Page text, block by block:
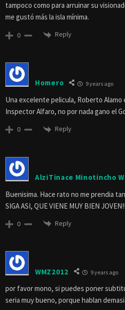
tampoco como para arruinar su
me gustó más la isla mínima.
0 Reply
Homero 9 years ago
Una excelente pelicula, Roberto
Inspector Alfaro, no por nada gano el
0 Reply
AlziTinace Minotincho
Buenisima. Hace rato no me prendia
SIGA ASI, QUE VIENE MUY BIEN JOVEN!!
0 Reply
WMZ2012 9 years ago
por favor mono, si puedes poner
seria muy bueno, porque hablan